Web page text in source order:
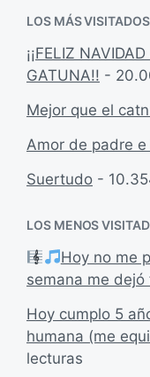
n
n
t
e
r
i
o
r
:
a
i
g
i
n
e
LOS MÁS VISITADOS
¡¡FELIZ
GATUNA!! -
Mejor que el
Amor de padre e
Suertudo -
LOS MENOS
Hoy no me
semana me dejó
Hoy cumplo 5
humana (me
lecturas